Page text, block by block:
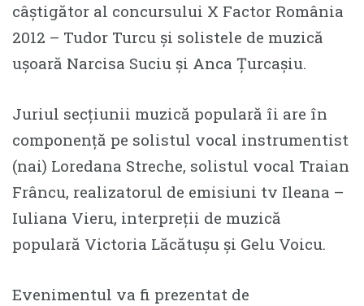
câștigător al concursului X Factor România
2012 – Tudor Turcu și solistele de muzică
ușoară Narcisa Suciu și Anca Țurcașiu.
Juriul secțiunii muzică populară îi are în
componență pe solistul vocal instrumentist
(nai) Loredana Streche, solistul vocal Traian
Frâncu, realizatorul de emisiuni tv Ileana –
Iuliana Vieru, interpreții de muzică
populară Victoria Lăcătușu și Gelu Voicu.
Evenimentul va fi prezentat de